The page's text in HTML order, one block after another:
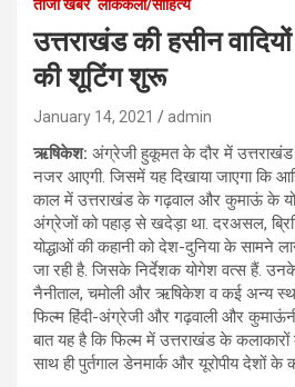
ताजा खबरें लोककला/साहित्य
उत्तराखंड की हसीन
की शूटिंग शुरू
January 14, 2021 admin
ऋषिकेश: अंग्रेजी हुकूमत के दौर में उत्तराखंड
नजर आएगी. जिसमें यह दिखाया जाएगा कि
काल में उत्तराखंड के गढ़वाल और कुमाऊं के
अंग्रेजों को पहाड़ से खदेड़ा था. दरअसल,
योद्धाओं की कहानी को देश-दुनिया के सामने
जा रही है. जिसके निर्देशक योगेश वत्स हैं.
नैनीताल, चमोली और ऋषिकेश व कई अन्य
फिल्म हिंदी-अंग्रेजी और गढ़वाली और कुमाऊंनी
बात यह है कि फिल्म में उत्तराखंड के
साथ ही पुर्तगाल डेनमार्क और यूरोपीय देशों के